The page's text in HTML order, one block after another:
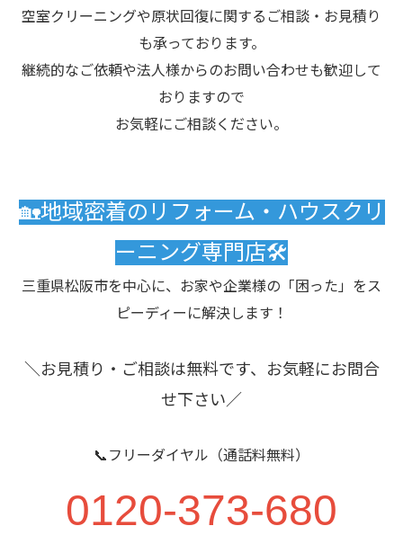
空室クリーニングや原状回復に関するご相談・お見積り
も承っております。
継続的なご依頼や法人様からのお問い合わせも歓迎して
おりますので
お気軽にご相談ください。
🏡地域密着のリフォーム・ハウスクリ
ーニング専門店🛠️
三重県松阪市を中心に、お家や企業様の「困った」をス
ピーディーに解決します！
＼お見積り・ご相談は無料です、お気軽にお問合
せ下さい／
📞フリーダイヤル（通話料無料）
0120-373-680